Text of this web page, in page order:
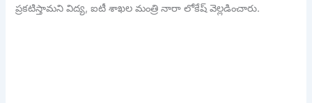
ప్రకటిస్తామని విద్య, ఐటీ శాఖల మంత్రి నారా లోకేష్ వెల్లడించారు.